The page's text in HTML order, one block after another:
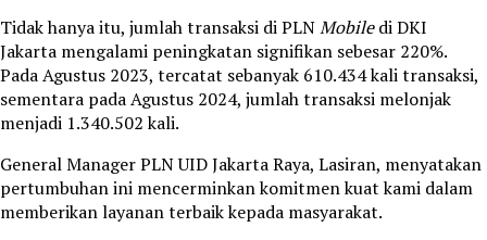
Tidak hanya itu, jumlah transaksi di PLNMobiledi DKI
Jakarta mengalami peningkatan signifikan sebesar 220%.
Pada Agustus 2023, tercatat sebanyak 610.434 kali transaksi,
sementara pada Agustus 2024, jumlah transaksi melonjak
menjadi 1.340.502 kali.
General Manager PLN UID Jakarta Raya, Lasiran, menyatakan
pertumbuhan ini mencerminkan komitmen kuat kami dalam
memberikan layanan terbaik kepada masyarakat.